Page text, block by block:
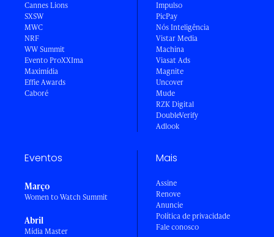
Cannes Lions
SXSW
MWC
NRF
WW Summit
Evento ProXXIma
Maximídia
Effie Awards
Caboré
Impulso
PicPay
Nós Inteligência
Vistar Media
Machina
Viasat Ads
Magnite
Uncover
Mude
RZK Digital
DoubleVerify
Adlook
Eventos
Março
Women to Watch Summit
Abril
Mídia Master
Mais
Assine
Renove
Anuncie
Política de privacidade
Fale conosco